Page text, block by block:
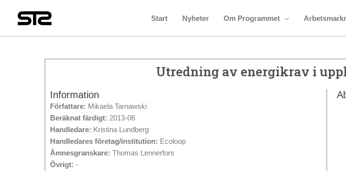
Start Nyheter Om Programmet
Utredning av energikrav i
Information
Författare: Mikaela Tarnawski
Beräknat färdigt: 2013-06
Handledare: Kristina Lundberg
Handledares företag/institution: Ecoloop
Ämnesgranskare: Thomas Lennerfors
Övrigt: -